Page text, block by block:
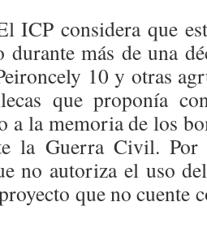
ICP considera que
durante más de una
10 y otras
que proponía
a la memoria de los
la Guerra Civil.
no autoriza el uso
que no cuente